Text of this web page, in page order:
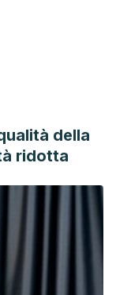
Carla et al .
sobre los
Rev. perú.
Oct [citado 2018
della
ridotta